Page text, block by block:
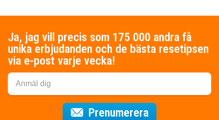
Ja, jag vill precis som 175 000 andra få
unika erbjudanden och de bästa resetipsen
via e-post varje vecka!
Prenumerera